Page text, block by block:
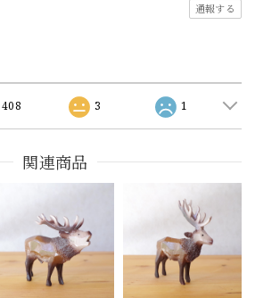
通報する
408 3 1
関連商品